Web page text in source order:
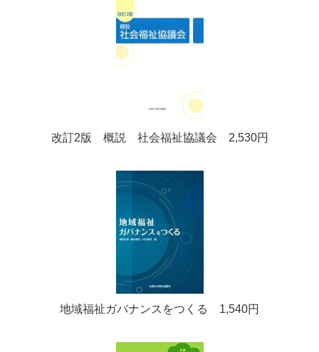
改訂2版 概説 社会福祉協議会 2,530円
地域福祉ガバナンスをつくる 1,540円